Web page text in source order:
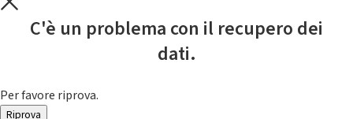
C'è un problema con il recupero dei
dati.
Per favore riprova.
Riprova